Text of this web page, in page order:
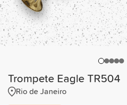
Trompete Eagle TR504
Rio de Janeiro